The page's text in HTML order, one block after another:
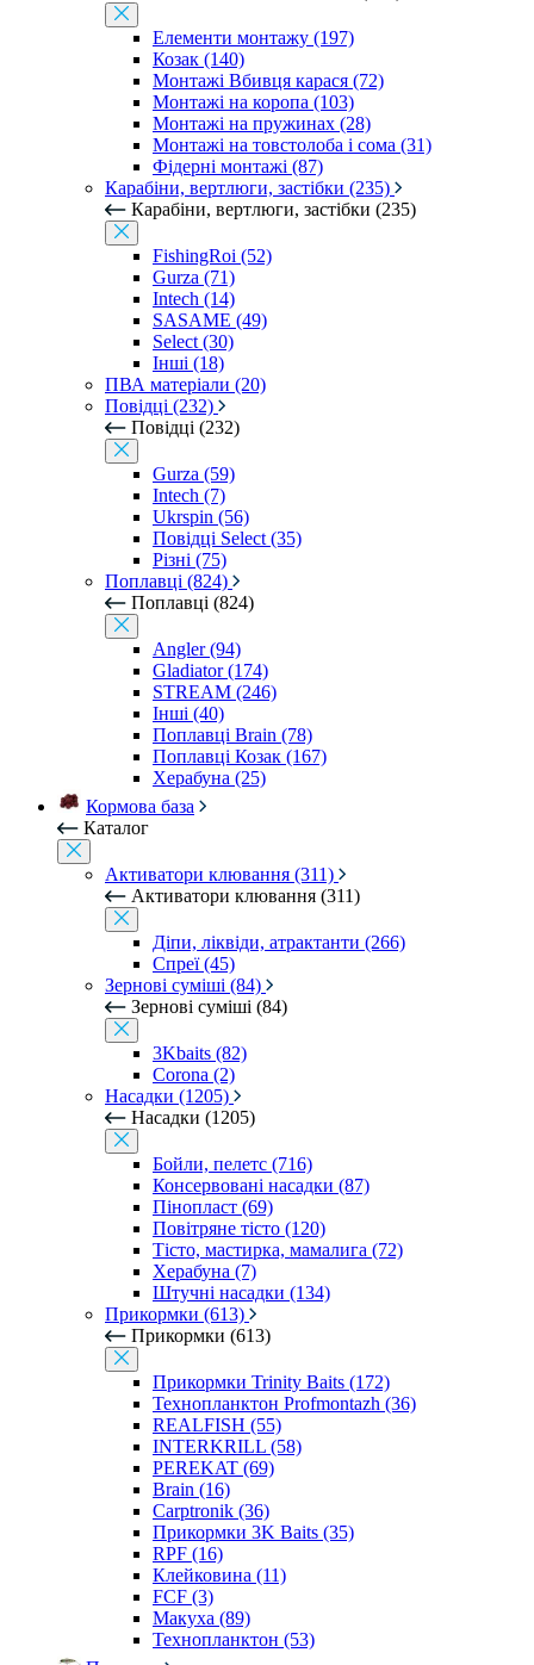
Елементи монтажу (197)
Козак (140)
Монтажі Вбивця карася (72)
Монтажі на коропа (103)
Монтажі на пружинах (28)
Монтажі на товстолоба і сома (31)
Фідерні монтажі (87)
Карабіни, вертлюги, застібки (235)
Карабіни, вертлюги, застібки (235)
FishingRoi (52)
Gurza (71)
Intech (14)
SASAME (49)
Select (30)
Інші (18)
ПВА матеріали (20)
Повідці (232)
Повідці (232)
Gurza (59)
Intech (7)
Ukrspin (56)
Повідці Select (35)
Різні (75)
Поплавці (824)
Поплавці (824)
Angler (94)
Gladiator (174)
STREAM (246)
Інші (40)
Поплавці Brain (78)
Поплавці Козак (167)
Херабуна (25)
Кормова база
Каталог
Активатори клювання (311)
Активатори клювання (311)
Діпи, ліквіди, атрактанти (266)
Спреї (45)
Зернові суміші (84)
Зернові суміші (84)
3Kbaits (82)
Corona (2)
Насадки (1205)
Насадки (1205)
Бойли, пелетс (716)
Консервовані насадки (87)
Пінопласт (69)
Повітряне тісто (120)
Тісто, мастирка, мамалига (72)
Херабуна (7)
Штучні насадки (134)
Прикормки (613)
Прикормки (613)
Прикормки Trinity Baits (172)
Технопланктон Profmontazh (36)
REALFISH (55)
INTERKRILL (58)
PEREKAT (69)
Brain (16)
Carptronik (36)
Прикормки 3K Baits (35)
RPF (16)
Клейковина (11)
FCF (3)
Макуха (89)
Технопланктон (53)